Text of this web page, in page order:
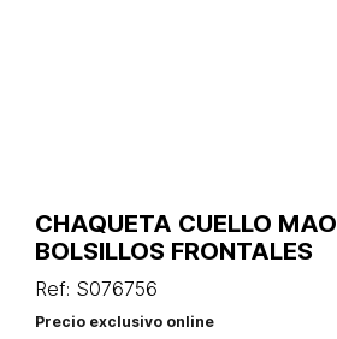
CHAQUETA CUELLO MAO
BOLSILLOS FRONTALES
Ref: S076756
Precio exclusivo online